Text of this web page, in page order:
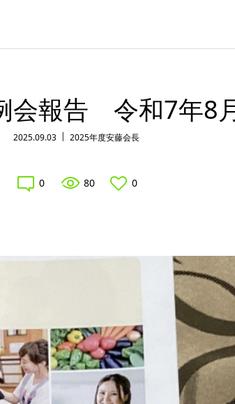
報告 令和7年8
2025.09.03 2025年度安藤会長
0 80 0